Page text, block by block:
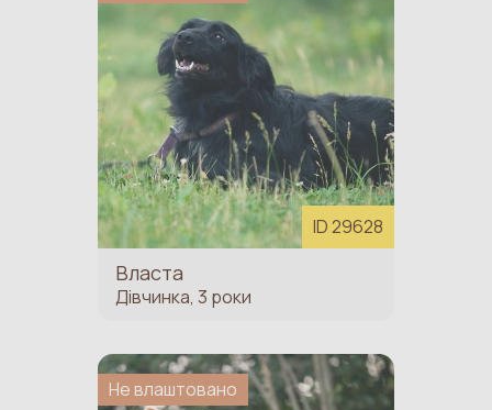
ID 29628
Власта
Дівчинка, 3 роки
Не влаштовано